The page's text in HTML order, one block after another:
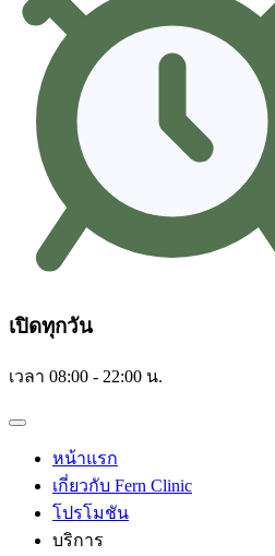
เปิดทุกวัน
เวลา 08:00 - 22:00 น.
หน้าแรก
เกี่ยวกับ Fern Clinic
โปรโมชัน
บริการ